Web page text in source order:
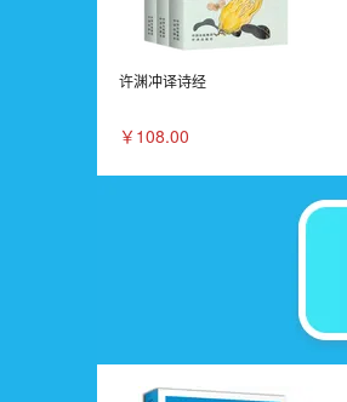
许渊冲译诗经
￥108.00